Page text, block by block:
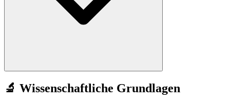
🔬 Wissenschaftliche Grundlagen